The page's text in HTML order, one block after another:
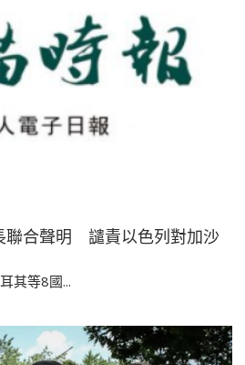
聯合聲明 譴責以色列對加沙
其等8國...